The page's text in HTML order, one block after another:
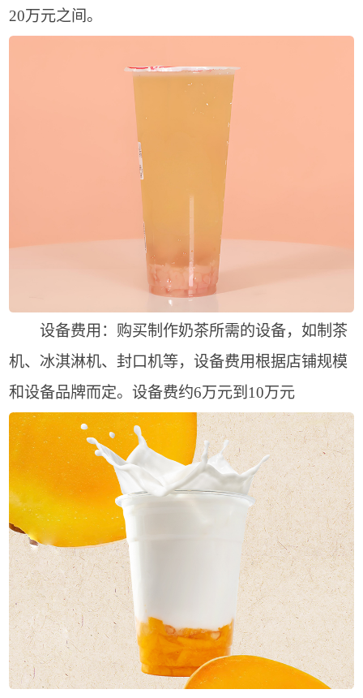
20万元之间。
设备费用：购买制作奶茶所需的设备，如制茶
机、冰淇淋机、封口机等，设备费用根据店铺规模
和设备品牌而定。设备费约6万元到10万元